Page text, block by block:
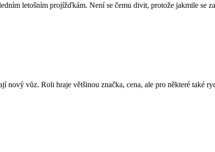
letošním projížďkám. Není se čemu divit, protože jakmile se
vůz. Roli hraje většinou značka, cena, ale pro některé také